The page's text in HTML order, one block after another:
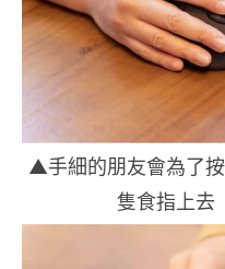
▲手細的朋友會為了
隻食指上去